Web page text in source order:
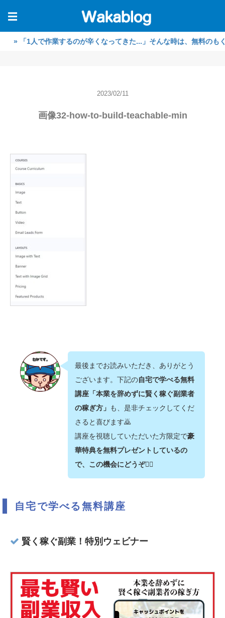
☰
作業するのが辛くなってきた...」そんな時は、無料のもくもく作
2023/02/11
画像32-how-to-build-teachable-min
最後までお読みいただき、ありがとう
ございます。下記の自宅で学べる無料
講座「本業を辞めずに賢く稼ぐ副業者
の稼ぎ方」 も、是非チェックしてくだ
さると喜びます🙇‍
講座を視聴していただいた方限定で豪
華特典を無料プレゼントしているの
で、この機会にどうぞ💁‍♂️
自宅で学べる無料講座
賢く稼ぐ副業！特別ウェビナー